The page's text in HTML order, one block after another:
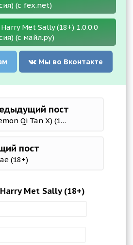
(с fex.net)
Met Sally (18+) 1.0.0.0
(с майл.ру)
Мы во Вконтакте
пост
Monster Girl X (Demon Qi Tan X) (18+)
пост
(18+)
Met Sally (18+)